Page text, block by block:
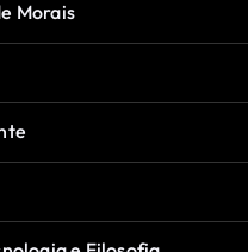
Morais